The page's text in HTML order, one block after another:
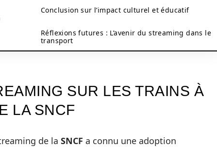
Conclusion sur l’impact culturel et éducatif
Réflexions futures : L’avenir du streaming dans le
transport
SUR LES TRAINS À
LA SNCF
de la SNCF a connu une adoption